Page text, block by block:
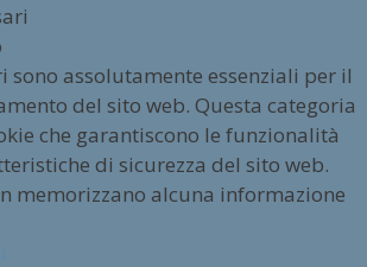
sono assolutamente essenziali per il
del sito web. Questa categoria
che garantiscono le funzionalità
di sicurezza del sito web.
memorizzano alcuna informazione